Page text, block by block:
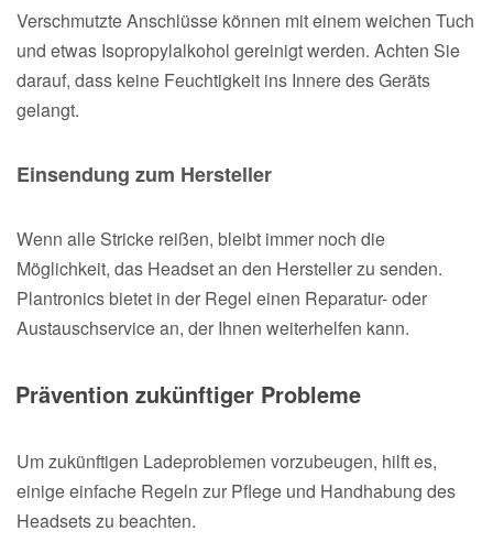
Verschmutzte Anschlüsse können mit einem weichen Tuch
und etwas Isopropylalkohol gereinigt werden. Achten Sie
darauf, dass keine Feuchtigkeit ins Innere des Geräts
gelangt.
Einsendung zum Hersteller
Wenn alle Stricke reißen, bleibt immer noch die
Möglichkeit, das Headset an den Hersteller zu senden.
Plantronics bietet in der Regel einen Reparatur- oder
Austauschservice an, der Ihnen weiterhelfen kann.
Prävention zukünftiger Probleme
Um zukünftigen Ladeproblemen vorzubeugen, hilft es,
einige einfache Regeln zur Pflege und Handhabung des
Headsets zu beachten.